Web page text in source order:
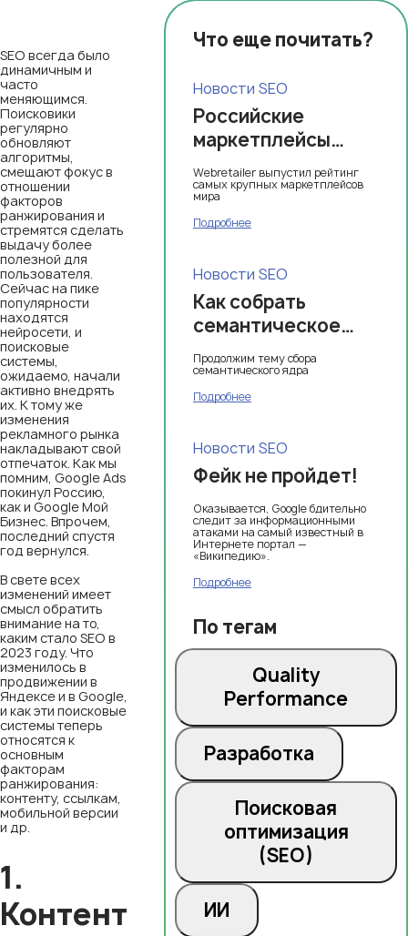
Что еще почитать?
Новости SEO
Российские
маркетплейсы
вошли в десятку
крупнейших
площадок мира
Webretailer выпустил рейтинг
самых крупных маркетплейсов
мира
Подробнее
Новости SEO
Как собрать
семантическое
ядро (часть3)
Продолжим тему сбора
семантического ядра
Подробнее
Новости SEO
Фейк не пройдет!
Оказывается, Google бдительно
следит за информационными
атаками на самый известный в
Интернете портал —
«Википедию».
Подробнее
По тегам
Quality
Performance
Разработка
Поисковая
оптимизация
(SEO)
ИИ
SEO всегда было
динамичным и
часто
меняющимся.
Поисковики
регулярно
обновляют
алгоритмы,
смещают фокус в
отношении
факторов
ранжирования и
стремятся сделать
выдачу более
полезной для
пользователя.
Сейчас на пике
популярности
находятся
нейросети, и
поисковые
системы,
ожидаемо, начали
активно внедрять
их. К тому же
изменения
рекламного рынка
накладывают свой
отпечаток. Как мы
помним, Google Ads
покинул Россию,
как и Google Мой
Бизнес. Впрочем,
последний спустя
год вернулся.
В свете всех
изменений имеет
смысл обратить
внимание на то,
каким стало SEO в
2023 году. Что
изменилось в
продвижении в
Яндексе и в Google,
и как эти поисковые
системы теперь
относятся к
основным
факторам
ранжирования:
контенту, ссылкам,
мобильной версии
и др.
1.
Контент